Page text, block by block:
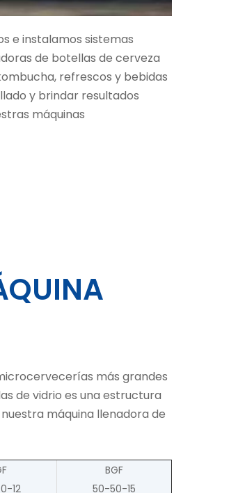
e instalamos sistemas
de botellas de cerveza
refrescos y bebidas
y brindar resultados
máquinas
más grandes
de vidrio es una estructura
máquina llenadora de
12
BGF
50-50-15